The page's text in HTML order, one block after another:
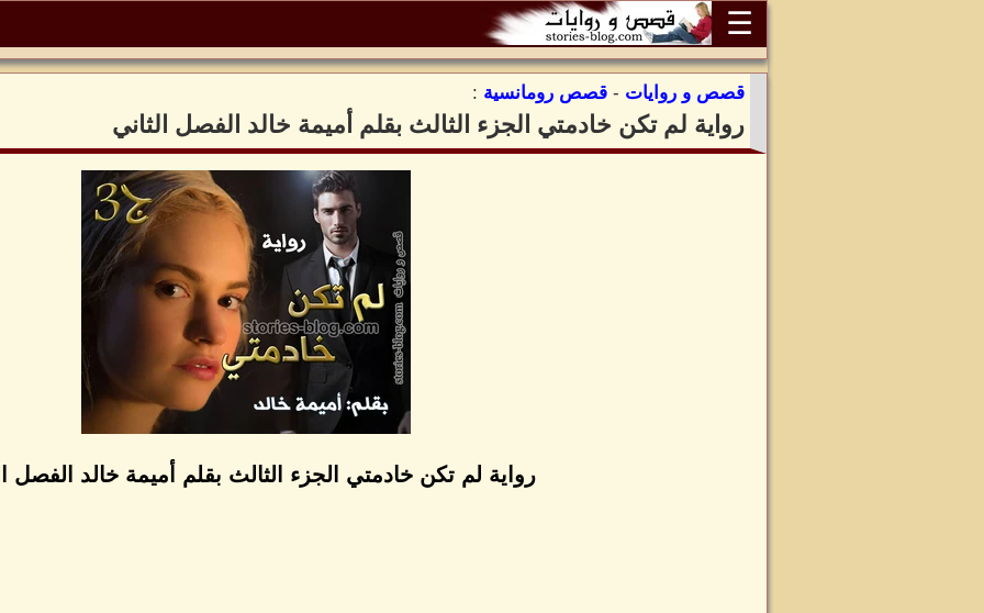
☰
قصص و روايات - قصص رومانسية :
رواية لم تكن خادمتي الجزء الثالث بقلم أميمة خالد الفصل الثاني
رواية لم تكن خادمتي الجزء الثالث بقلم أميمة خالد الفصل